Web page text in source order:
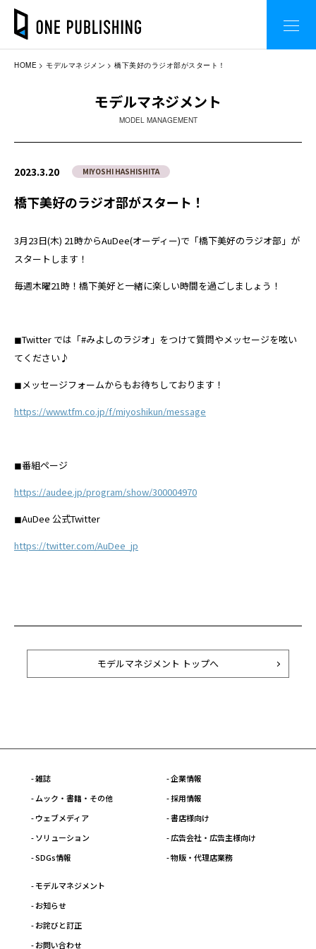
HOME モデルマネジメン 橋下美好のラジオ部がスタート！
モデルマネジメント
MODEL MANAGEMENT
2023.3.20 MIYOSHI HASHISHITA
橋下美好のラジオ部がスタート！
3月23日(木) 21時からAuDee(オーディー)で「橋下美好のラジオ部」が
スタートします！
毎週木曜21時！橋下美好と一緒に楽しい時間を過ごしましょう！
◼︎Twitter では「#みよしのラジオ」をつけて質問やメッセージを呟い
てください♪
◼︎メッセージフォームからもお待ちしております！
https://www.tfm.co.jp/f/miyoshikun/message
◼︎番組ページ
https://audee.jp/program/show/300004970
◼︎AuDee 公式Twitter
https://twitter.com/AuDee_jp
モデルマネジメント トップへ
- 雑誌
- ムック・書籍・その他
- ウェブメディア
- ソリューション
- SDGs情報
- 企業情報
- 採用情報
- 書店様向け
- 広告会社・広告主様向け
- 物販・代理店業務
- モデルマネジメント
- お知らせ
- お詫びと訂正
- お問い合わせ